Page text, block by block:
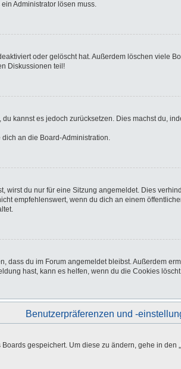
Administrator lösen muss.
oder gelöscht hat. Außerdem löschen viele
Diskussionen teil!
kannst es jedoch zurücksetzen. Dies machst du,
an die Board-Administration.
wirst du nur für eine Sitzung angemeldet. Dies
empfehlenswert, wenn du dich an einem
dass du im Forum angemeldet bleibst. Außerdem
hast, kann es helfen, wenn du die Cookies
Benutzerpräferenzen und -
gespeichert. Um diese zu ändern, gehe in